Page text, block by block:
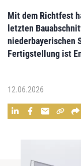
Mit dem Richtfest
letzten
niederbayerischen
Fertigstellung ist
12.06.2026